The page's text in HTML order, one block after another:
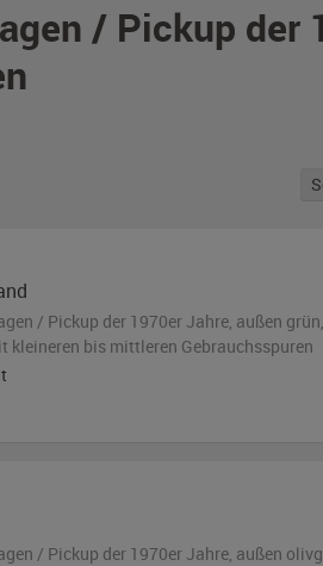
/ Pickup der
/ Pickup der 1970er Jahre, außen grün,
kleineren bis mittleren Gebrauchsspuren
/ Pickup der 1970er Jahre, außen